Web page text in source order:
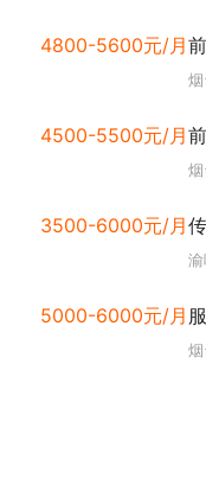
4800-5600元/月
4500-5500元/月
3500-6000元/月
5000-6000元/月